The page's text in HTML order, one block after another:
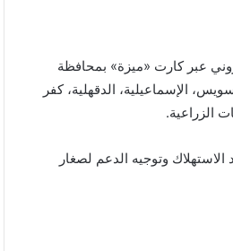
عبر كارت «ميزة» بمحافظة
في 6 محافظات تشمل السويس، الإسماعيلية، الدقهلية، كفر
الزراعية.
وتوجيه الدعم لصغار